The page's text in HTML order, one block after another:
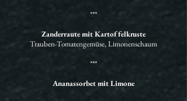
***
Zanderraute mit Kartoffelkruste
Trauben-Tomatengemüse, Limonenschaum
***
Ananassorbet mit Limone